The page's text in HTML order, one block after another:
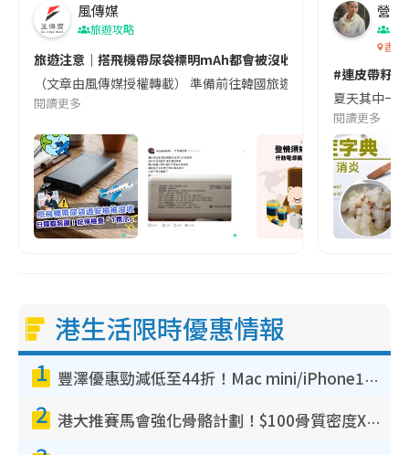
風傳媒
旅遊攻略
旅遊注意｜搭飛機帶尿袋標明mAh都會被沒收😱出發前切記檢查
（文章由風傳媒授權轉載） 準備前往韓國旅遊的民眾，近期要
閱讀更多
營養
香港
#連皮帶籽
夏天其中一
閱讀更多
港生活限時優惠情報
1 豐澤優惠勁減低至44折！Mac mini/iPhone17Pro大減價！廚房家電$220起
2 港大推賽馬會強化骨骼計劃！$100骨質密度X光檢查 完成免費運動訓練送超市禮券！附參加資格